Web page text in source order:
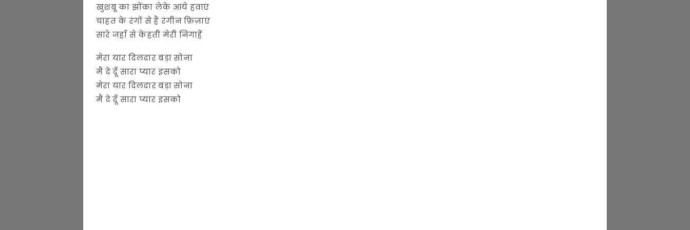
खुशबू का झोंका लेके आये हवाएं
चाहत के रंगों से हैं रंगीन फ़िज़ाएं
सारे जहाँ से केहती मेरी निगाहें
मेरा यार दिलदार बड़ा सोना
मैं दे दूँ सारा प्यार इसको
मेरा यार दिलदार बड़ा सोना
मैं दे दूँ सारा प्यार इसको